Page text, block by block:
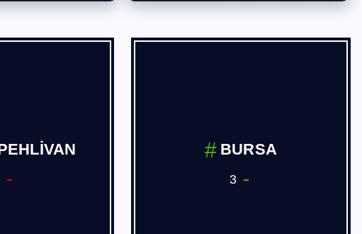
BURSA
3